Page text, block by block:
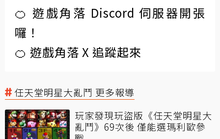
🍊 遊戲角落 Discord 伺服器開張
囉！
🍊 遊戲角落 X 追蹤起來
任天堂明星大亂鬥 更多報導
玩家發現玩盜版《任天堂明星大
亂鬥》69次後 僅能選瑪利歐參